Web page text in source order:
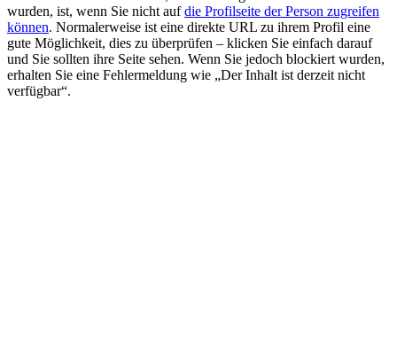
wurden, ist, wenn Sie nicht aufdie Profilseite der Person zugreifen
können. Normalerweise ist eine direkte URL zu ihrem Profil eine
gute Möglichkeit, dies zu überprüfen – klicken Sie einfach darauf
und Sie sollten ihre Seite sehen. Wenn Sie jedoch blockiert wurden,
erhalten Sie eine Fehlermeldung wie „Der Inhalt ist derzeit nicht
verfügbar“.